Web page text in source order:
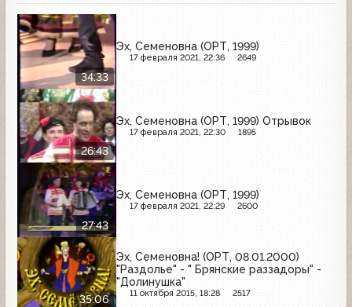
34:33
Эх, Семеновна (ОРТ, 1999)
17 февраля 2021, 22:36 2649
26:43
Эх, Семеновна (ОРТ, 1999) Отрывок
17 февраля 2021, 22:30 1895
27:43
Эх, Семеновна (ОРТ, 1999)
17 февраля 2021, 22:29 2600
35:06
Эх, Семеновна! (ОРТ, 08.01.2000)
"Раздолье" - " Брянские раззадоры" -
"Долинушка"
11 октября 2015, 18:28 2517